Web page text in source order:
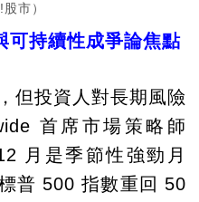
市）
可持續性成爭論焦點
但投資人對長期風險
首席市場策略師
月是季節性強勁月
普 500 指數重回 50